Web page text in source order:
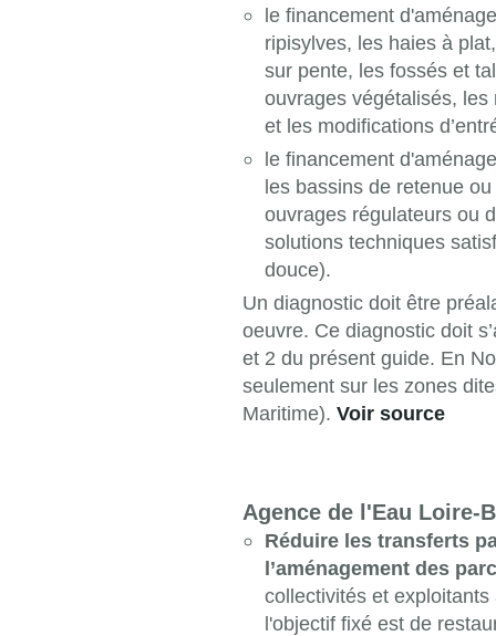
le financement
ripisylves, les haies à
sur pente, les fossés et
ouvrages végétalisés,
et les modifications
le financement
les bassins de retenue
ouvrages régulateurs ou
solutions techniques
douce).
Un diagnostic doit être
oeuvre. Ce diagnostic doit
et 2 du présent guide. En
seulement sur les zones
Maritime). Voir source
Agence de l'Eau Loire-
Réduire les transferts
l’aménagement des
collectivités et
l'objectif fixé est de